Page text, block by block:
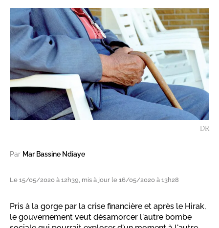
DR
Par Mar Bassine Ndiaye
Le 15/05/2020 à 12h39, mis à jour le 16/05/2020 à 13h28
Pris à la gorge par la crise financière et après le Hirak,
le gouvernement veut désamorcer l'autre bombe